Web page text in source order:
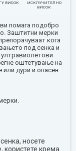
ВИСОК
ИСКЛУЧИТЕЛНО
ВИСОК
помага подобро
Заштитни мерки
кога
под сенка и
оштетување на
или дури и опасен
носете
користете крема